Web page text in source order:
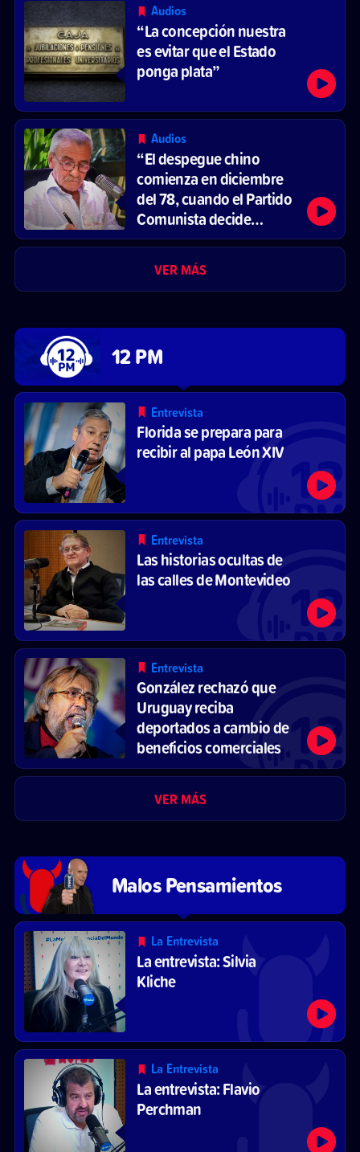
Audios
“La concepción nuestra
es evitar que el Estado
ponga plata”
Audios
“El despegue chino
comienza en diciembre
del 78, cuando el Partido
Comunista decide
reformar el sistema
económico y abrirse al
mercado”
VER MÁS
12 PM
Entrevista
Florida se prepara para
recibir al papa León XIV
Entrevista
Las historias ocultas de
las calles de Montevideo
Entrevista
González rechazó que
Uruguay reciba
deportados a cambio de
beneficios comerciales
VER MÁS
Malos Pensamientos
La Entrevista
La entrevista: Silvia
Kliche
La Entrevista
La entrevista: Flavio
Perchman